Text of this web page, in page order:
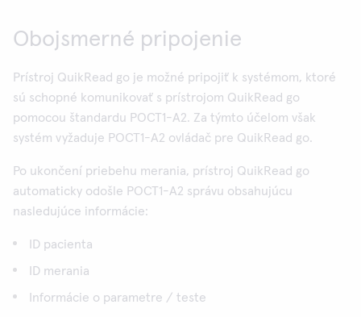
Obojsmerné pripojenie
Prístroj QuikRead go je možné pripojiť k systémom, ktoré
sú schopné komunikovať s prístrojom QuikRead go
pomocou štandardu POCT1-A2. Za týmto účelom však
systém vyžaduje POCT1-A2 ovládač pre QuikRead go.
Po ukončení priebehu merania, prístroj QuikRead go
automaticky odošle POCT1-A2 správu obsahujúcu
nasledujúce informácie:
ID pacienta
ID merania
Informácie o parametre / teste